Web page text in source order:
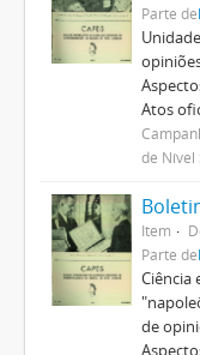
Parte de
Atos
de Nível
Item
Parte de
Ciência
de